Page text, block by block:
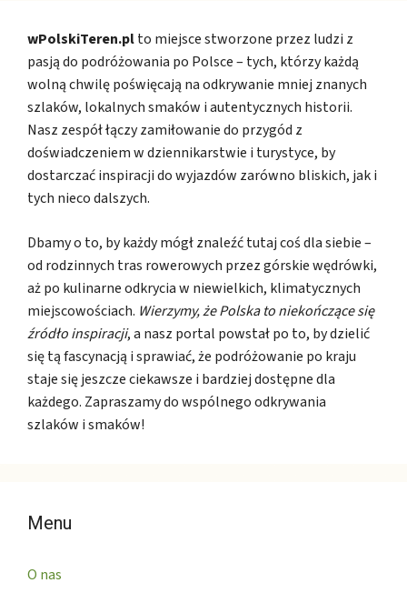
wPolskiTeren.plto miejsce stworzone przez ludzi z
pasją do podróżowania po Polsce – tych, którzy każdą
wolną chwilę poświęcają na odkrywanie mniej znanych
szlaków, lokalnych smaków i autentycznych historii.
Nasz zespół łączy zamiłowanie do przygód z
doświadczeniem w dziennikarstwie i turystyce, by
dostarczać inspiracji do wyjazdów zarówno bliskich, jak i
tych nieco dalszych.
Dbamy o to, by każdy mógł znaleźć tutaj coś dla siebie –
od rodzinnych tras rowerowych przez górskie wędrówki,
aż po kulinarne odkrycia w niewielkich, klimatycznych
miejscowościach. Wierzymy, że Polska to niekończące się
źródło inspiracji, a nasz portal powstał po to, by dzielić
się tą fascynacją i sprawiać, że podróżowanie po kraju
staje się jeszcze ciekawsze i bardziej dostępne dla
każdego. Zapraszamy do wspólnego odkrywania
szlaków i smaków!
Menu
O nas